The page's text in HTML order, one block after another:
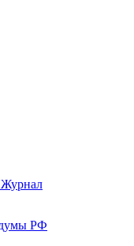
Журнал
РФ